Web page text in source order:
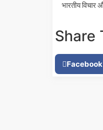
भारतीय विचार
Share
Facebook